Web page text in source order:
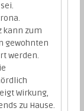
kann zum
gewohnten
werden.
Wirkung,
zu Hause.